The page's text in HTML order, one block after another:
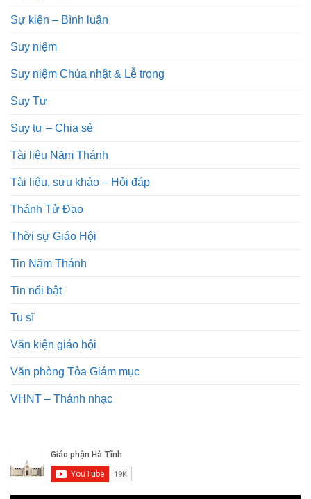
Sự kiện – Bình luận
Suy niệm
Suy niệm Chúa nhật & Lễ trọng
Suy Tư
Suy tư – Chia sẻ
Tài liệu Năm Thánh
Tài liệu, sưu khảo – Hỏi đáp
Thánh Tử Đạo
Thời sự Giáo Hội
Tin Năm Thánh
Tin nổi bật
Tu sĩ
Văn kiện giáo hội
Văn phòng Tòa Giám mục
VHNT – Thánh nhạc